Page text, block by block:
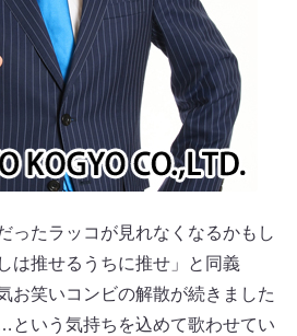
ったラッコが見れなくなるかもし
推せるうちに推せ」と同義
笑いコンビの解散が続きました
いう気持ちを込めて歌わせてい